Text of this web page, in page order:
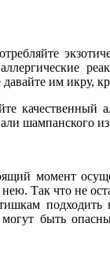
им икру,
шампанского
момент
Так что не
быть